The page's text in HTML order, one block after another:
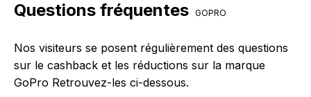
Questions fréquentes GOPRO
Nos visiteurs se posent régulièrement des questions
sur le cashback et les réductions sur la marque
GoPro Retrouvez-les ci-dessous.